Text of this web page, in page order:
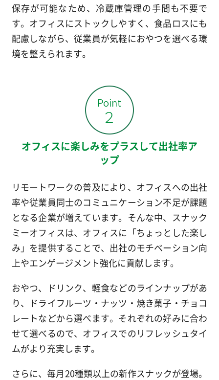
保存が可能なため、冷蔵庫管理の手間も不要で
す。オフィスにストックしやすく、食品ロスにも
配慮しながら、従業員が気軽におやつを選べる環
境を整えられます。
オフィスに楽しみをプラスして出社率ア
ップ
リモートワークの普及により、オフィスへの出社
率や従業員同士のコミュニケーション不足が課題
となる企業が増えています。そんな中、スナック
ミーオフィスは、オフィスに「ちょっとした楽し
み」を提供することで、出社のモチベーション向
上やエンゲージメント強化に貢献します。
おやつ、ドリンク、軽食などのラインナップがあ
り、ドライフルーツ・ナッツ・焼き菓子・チョコ
レートなどから選べます。それぞれの好みに合わ
せて選べるので、オフィスでのリフレッシュタイ
ムがより充実します。
さらに、毎月20種類以上の新作スナックが登場。